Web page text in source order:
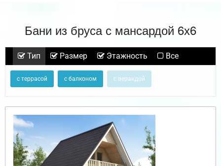
Бани из бруса с мансардой 6х6
Тип Размер Этажность Все
с террасой с балконом с верандой